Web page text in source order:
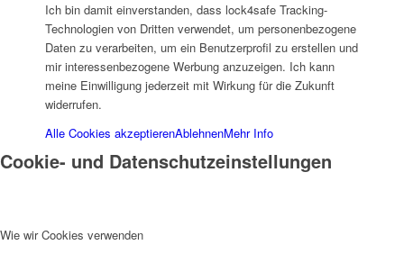
Ich bin damit einverstanden, dass lock4safe Tracking-
Technologien von Dritten verwendet, um personenbezogene
Daten zu verarbeiten, um ein Benutzerprofil zu erstellen und
mir interessenbezogene Werbung anzuzeigen. Ich kann
meine Einwilligung jederzeit mit Wirkung für die Zukunft
widerrufen.
Alle Cookies akzeptierenAblehnenMehr Info
Cookie- und Datenschutzeinstellungen
Wie wir Cookies verwenden